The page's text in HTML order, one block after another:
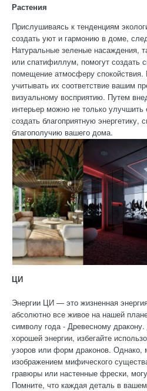
Растения
Прислушиваясь к тенденциям
создать уют и гармонию в доме,
Натуральные зеленые насаждения,
или спатифиллум, помогут создать
помещение атмосферу
учитывать их соответствие вашим
визуальному восприятию. Путем
интерьер можно не только
создать благоприятную
благополучию вашего дома.
ЦИ
Энергии ЦИ — это жизненная
абсолютно все живое на нашей
символу года - Древесному
хорошей энергии, избегайте
узоров или форм драконов. Однако,
изображением мифического
гравюры или настенные фрески,
Помните, что каждая деталь в